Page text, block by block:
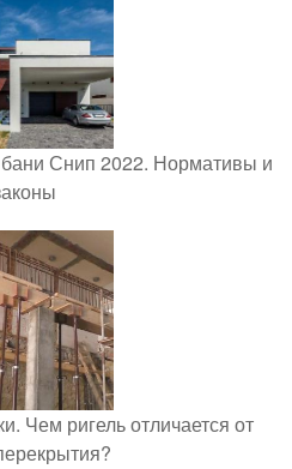
бани Снип 2022. Нормативы и
Чем ригель отличается от